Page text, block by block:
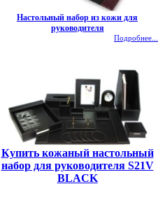
Настольный набор из кожи для
руководителя
Подробнее...
Купить кожаный настольный
набор для руководителя S21V
BLACK